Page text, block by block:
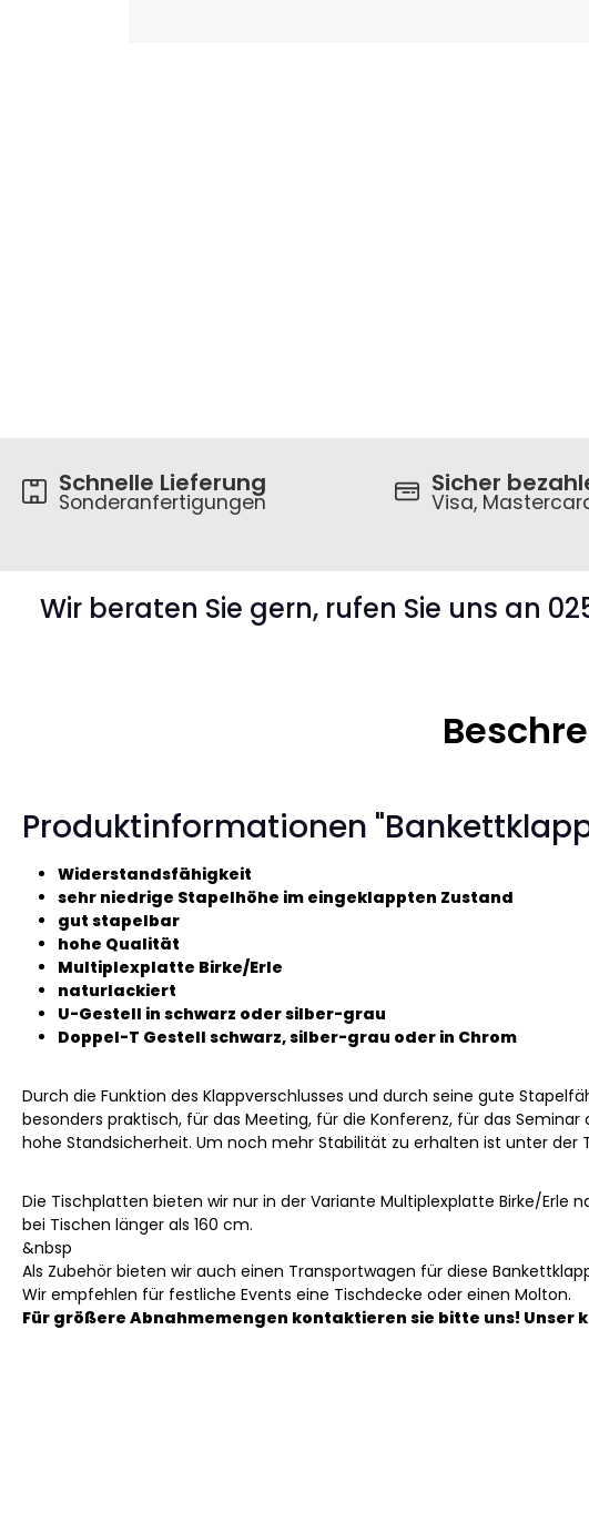
Schnelle Lieferung
Sonderanfertigungen
Sicher
Visa,
Wir beraten Sie gern, rufen Sie uns an
Produktinformationen
Widerstandsfähigkeit
sehr niedrige Stapelhöhe im eingeklappten Zustand
gut stapelbar
hohe Qualität
Multiplexplatte Birke/Erle
naturlackiert
U-Gestell in schwarz oder silber-grau
Doppel-T Gestell schwarz, silber-grau oder in Chrom
Durch die Funktion des Klappverschlusses und durch seine gute
besonders praktisch, für das Meeting, für die Konferenz, für das
hohe Standsicherheit. Um noch mehr Stabilität zu erhalten ist unter
Die Tischplatten bieten wir nur in der Variante Multiplexplatte Birke/Erle
bei Tischen länger als 160 cm.
&nbsp
Als Zubehör bieten wir auch einen Transportwagen für diese
Wir empfehlen für festliche Events eine Tischdecke oder einen Molton.
Für größere Abnahmemengen kontaktieren sie bitte uns!